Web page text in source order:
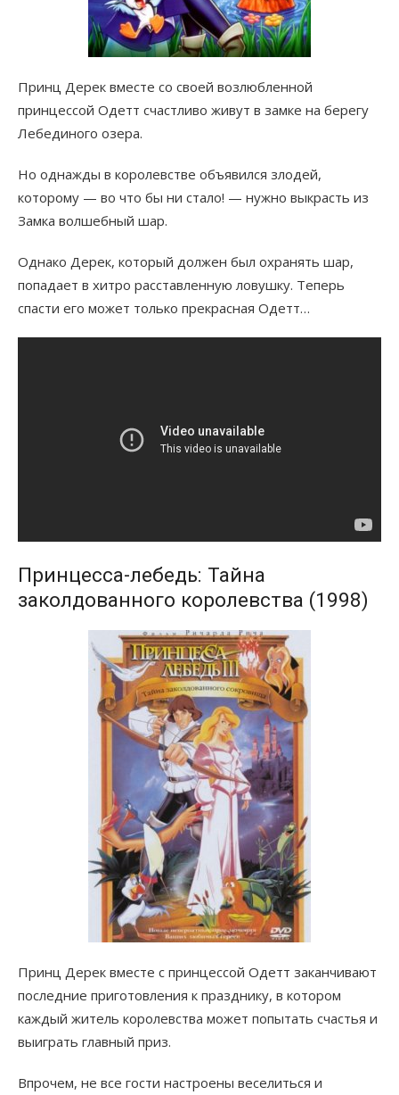
Принц Дерек вместе со своей возлюбленной
принцессой Одетт счастливо живут в замке на берегу
Лебединого озера.
Но однажды в королевстве объявился злодей,
которому — во что бы ни стало! — нужно выкрасть из
Замка волшебный шар.
Однако Дерек, который должен был охранять шар,
попадает в хитро расставленную ловушку. Теперь
спасти его может только прекрасная Одетт…
Принцесса-лебедь: Тайна
заколдованного королевства (1998)
Принц Дерек вместе с принцессой Одетт заканчивают
последние приготовления к празднику, в котором
каждый житель королевства может попытать счастья и
выиграть главный приз.
Впрочем, не все гости настроены веселиться и